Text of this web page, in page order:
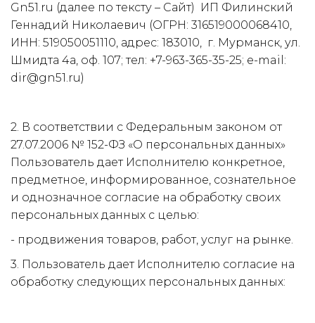
Gn51.ru (далее по тексту – Сайт)  ИП Филинский
Геннадий Николаевич (ОГРН: 316519000068410,
ИНН: 519050051110, адрес: 183010,  г. Мурманск, ул.
Шмидта 4а, оф. 107; тел: +7-963-365-35-25; e-mail:
dir@gn51.ru)
2. В соответствии с Федеральным законом от
27.07.2006 № 152-ФЗ «О персональных данных»
Пользователь дает Исполнителю конкретное,
предметное, информированное, сознательное
и однозначное согласие на обработку своих
персональных данных с целью:
- продвижения товаров, работ, услуг на рынке.
3. Пользователь дает Исполнителю согласие на
обработку следующих персональных данных: